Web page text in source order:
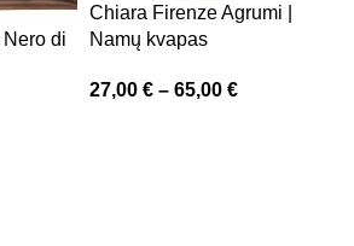
di
Chiara Firenze Agrumi |
Namų kvapas
27,00 € – 65,00 €